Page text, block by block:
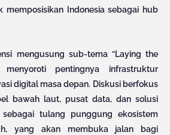
memposisikan Indonesia sebagai hub
mengusung sub-tema “Laying the
menyoroti pentingnya infrastruktur
digital masa depan. Diskusi berfokus
bawah laut, pusat data, dan solusi
tulang punggung ekosistem
yang akan membuka jalan bagi